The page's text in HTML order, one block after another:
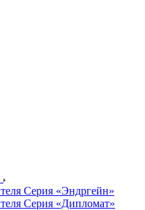
Серия «Эндргейн»
Серия «Дипломат»